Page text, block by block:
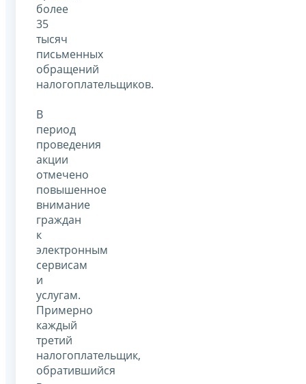
более
35
тысяч
письменных
обращений
налогоплательщиков.
В
период
проведения
акции
отмечено
повышенное
внимание
граждан
к
электронным
сервисам
и
услугам.
Примерно
каждый
третий
налогоплательщик,
обратившийся